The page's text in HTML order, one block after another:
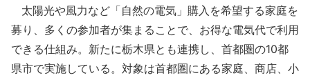
太陽光や風力など「自然の電気」購入を希望する家庭を
募り、多くの参加者が集まることで、お得な電気代で利用
できる仕組み。新たに栃木県とも連携し、首都圏の10都
県市で実施している。対象は首都圏にある家庭、商店、小